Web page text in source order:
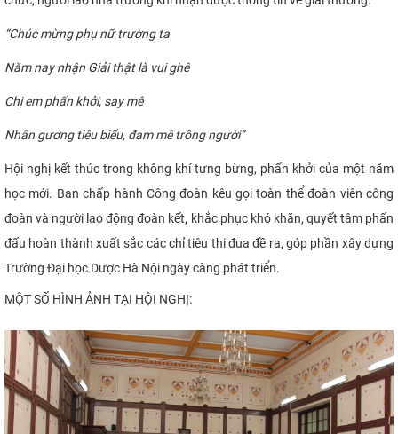
“Chúc mừng phụ nữ trường ta
Năm nay nhận Giải thật là vui ghê
Chị em phấn khởi, say mê
Nhân gương tiêu biểu, đam mê trồng người”
Hội nghị kết thúc trong không khí tưng bừng, phấn khởi của một năm
học mới. Ban chấp hành Công đoàn kêu gọi toàn thể đoàn viên công
đoàn và người lao động đoàn kết, khắc phục khó khăn, quyết tâm phấn
đấu hoàn thành xuất sắc các chỉ tiêu thi đua đề ra, góp phần xây dựng
Trường Đại học Dược Hà Nội ngày càng phát triển.
MỘT SỐ HÌNH ẢNH TẠI HỘI NGHỊ: